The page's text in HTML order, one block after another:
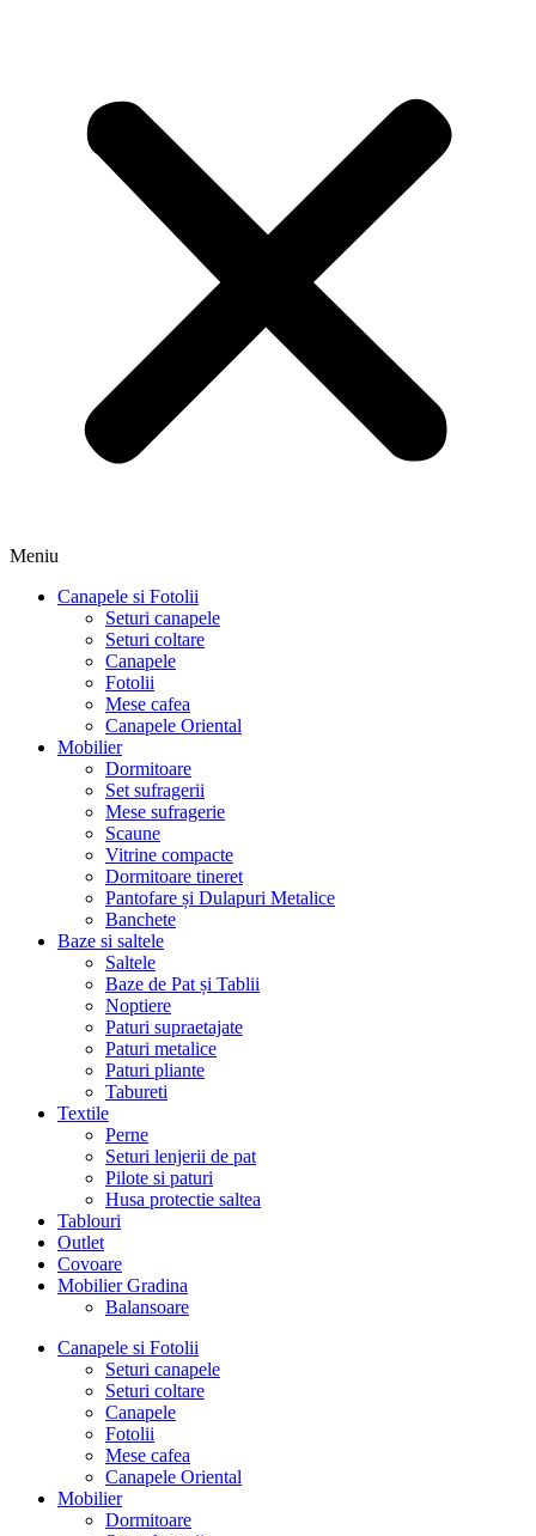
Meniu
Canapele si Fotolii
Seturi canapele
Seturi coltare
Canapele
Fotolii
Mese cafea
Canapele Oriental
Mobilier
Dormitoare
Set sufragerii
Mese sufragerie
Scaune
Vitrine compacte
Dormitoare tineret
Pantofare și Dulapuri Metalice
Banchete
Baze si saltele
Saltele
Baze de Pat și Tablii
Noptiere
Paturi supraetajate
Paturi metalice
Paturi pliante
Tabureti
Textile
Perne
Seturi lenjerii de pat
Pilote si paturi
Husa protectie saltea
Tablouri
Outlet
Covoare
Mobilier Gradina
Balansoare
Canapele si Fotolii
Seturi canapele
Seturi coltare
Canapele
Fotolii
Mese cafea
Canapele Oriental
Mobilier
Dormitoare